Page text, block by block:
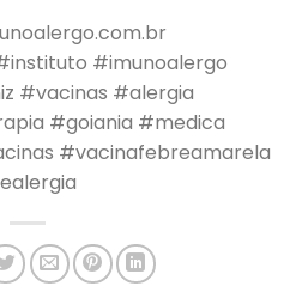
#imunoalergo
#vacinas #alergia
#goiania #medica
#vacinafebreamarela